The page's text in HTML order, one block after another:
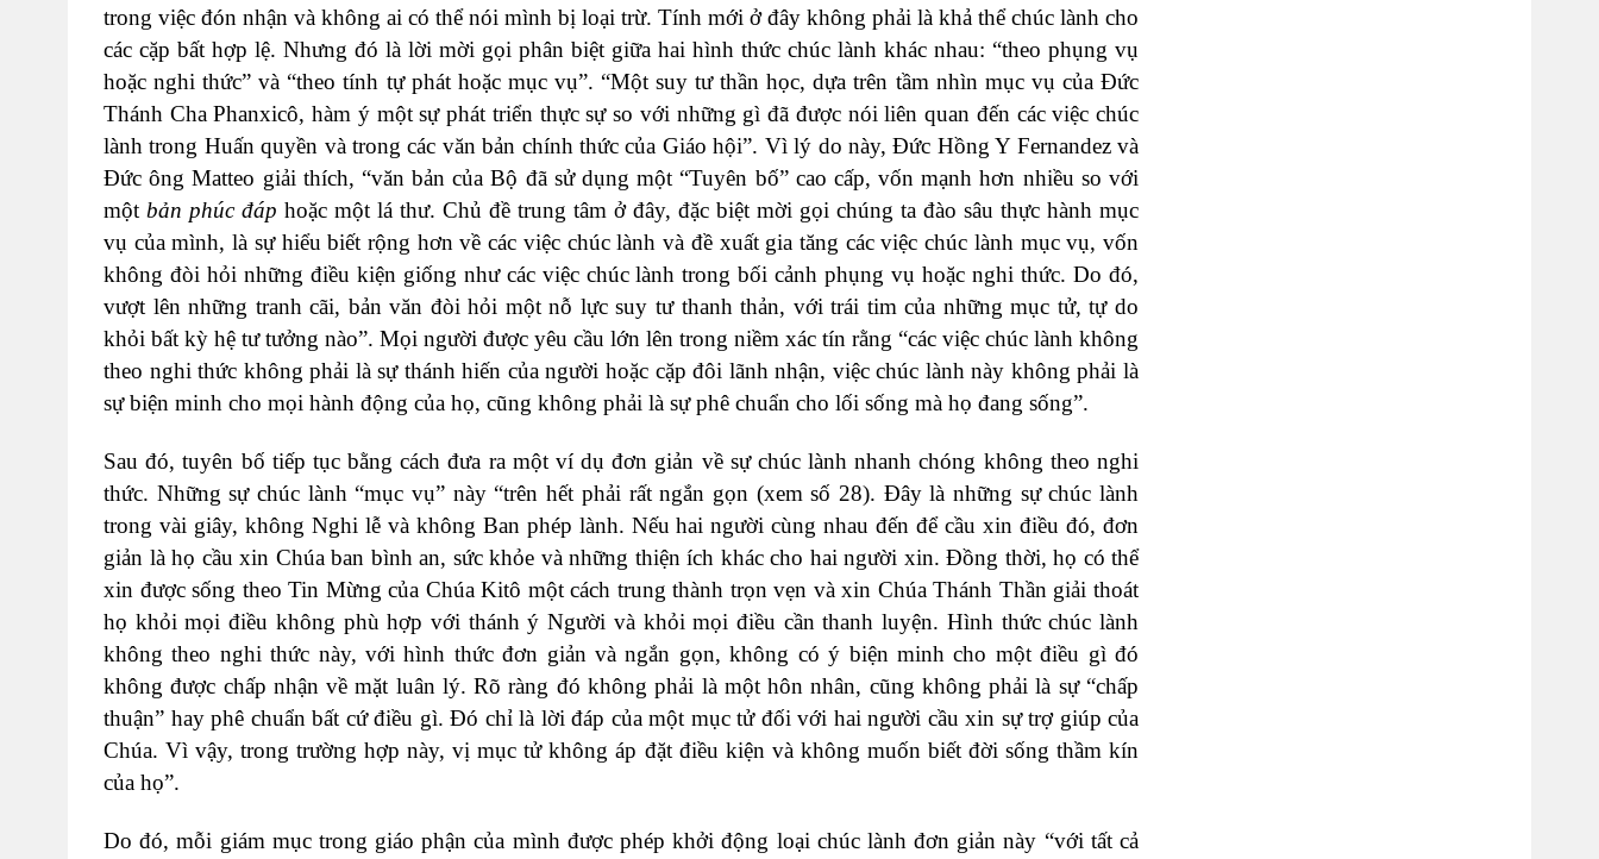
trong việc đón nhận và không ai có thể nói mình bị loại trừ. Tính mới ở đây không phải là khả thể chúc lành cho
các cặp bất hợp lệ. Nhưng đó là lời mời gọi phân biệt giữa hai hình thức chúc lành khác nhau: “theo phụng vụ
hoặc nghi thức” và “theo tính tự phát hoặc mục vụ”. “Một suy tư thần học, dựa trên tầm nhìn mục vụ của Đức
Thánh Cha Phanxicô, hàm ý một sự phát triển thực sự so với những gì đã được nói liên quan đến các việc chúc
lành trong Huấn quyền và trong các văn bản chính thức của Giáo hội”. Vì lý do này, Đức Hồng Y Fernandez và
Đức ông Matteo giải thích, “văn bản của Bộ đã sử dụng một “Tuyên bố” cao cấp, vốn mạnh hơn nhiều so với
một bản phúc đáp hoặc một lá thư. Chủ đề trung tâm ở đây, đặc biệt mời gọi chúng ta đào sâu thực hành mục
vụ của mình, là sự hiểu biết rộng hơn về các việc chúc lành và đề xuất gia tăng các việc chúc lành mục vụ, vốn
không đòi hỏi những điều kiện giống như các việc chúc lành trong bối cảnh phụng vụ hoặc nghi thức. Do đó,
vượt lên những tranh cãi, bản văn đòi hỏi một nỗ lực suy tư thanh thản, với trái tim của những mục tử, tự do
khỏi bất kỳ hệ tư tưởng nào”. Mọi người được yêu cầu lớn lên trong niềm xác tín rằng “các việc chúc lành không
theo nghi thức không phải là sự thánh hiến của người hoặc cặp đôi lãnh nhận, việc chúc lành này không phải là
sự biện minh cho mọi hành động của họ, cũng không phải là sự phê chuẩn cho lối sống mà họ đang sống”.
Sau đó, tuyên bố tiếp tục bằng cách đưa ra một ví dụ đơn giản về sự chúc lành nhanh chóng không theo nghi
thức. Những sự chúc lành “mục vụ” này “trên hết phải rất ngắn gọn (xem số 28). Đây là những sự chúc lành
trong vài giây, không Nghi lễ và không Ban phép lành. Nếu hai người cùng nhau đến để cầu xin điều đó, đơn
giản là họ cầu xin Chúa ban bình an, sức khỏe và những thiện ích khác cho hai người xin. Đồng thời, họ có thể
xin được sống theo Tin Mừng của Chúa Kitô một cách trung thành trọn vẹn và xin Chúa Thánh Thần giải thoát
họ khỏi mọi điều không phù hợp với thánh ý Người và khỏi mọi điều cần thanh luyện. Hình thức chúc lành
không theo nghi thức này, với hình thức đơn giản và ngắn gọn, không có ý biện minh cho một điều gì đó
không được chấp nhận về mặt luân lý. Rõ ràng đó không phải là một hôn nhân, cũng không phải là sự “chấp
thuận” hay phê chuẩn bất cứ điều gì. Đó chỉ là lời đáp của một mục tử đối với hai người cầu xin sự trợ giúp của
Chúa. Vì vậy, trong trường hợp này, vị mục tử không áp đặt điều kiện và không muốn biết đời sống thầm kín
của họ”.
Do đó, mỗi giám mục trong giáo phận của mình được phép khởi động loại chúc lành đơn giản này “với tất cả